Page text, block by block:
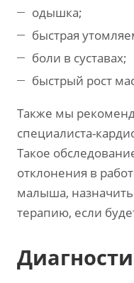
одышка;
быстрая
боли в суставах;
быстрый рост
Также мы
специалиста-
Такое
отклонения в
малыша,
терапию, если